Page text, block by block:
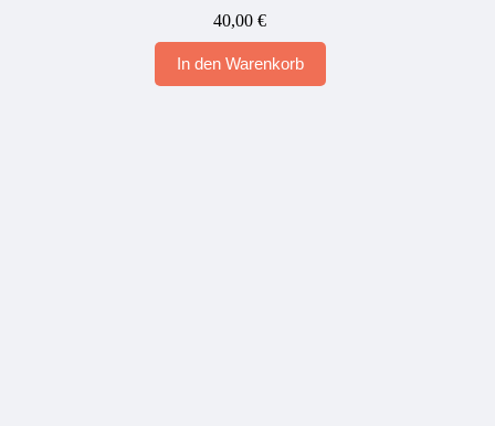
40,00€
In den Warenkorb